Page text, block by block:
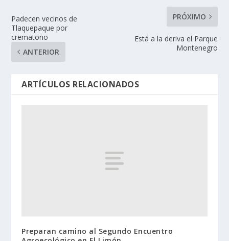
Padecen vecinos de
Tlaquepaque por
crematorio
ANTERIOR
PRÓXIMO
Está a la deriva el Parque
Montenegro
ARTÍCULOS RELACIONADOS
Preparan camino al Segundo Encuentro